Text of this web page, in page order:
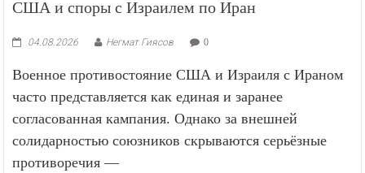
Кадыр Маликов: Война без единства. Раскол в
Военное противостояние США и Израиля с Ираном
часто представляется как единая и заранее
согласованная кампания. Однако за внешней
солидарностью союзников скрываются серьёзные